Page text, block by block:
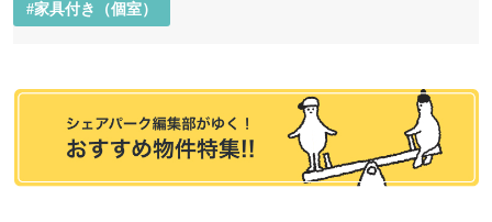
#家具付き（個室）